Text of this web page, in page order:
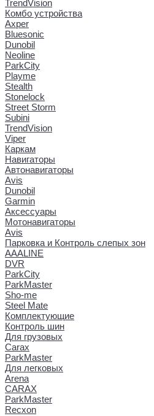
TrendVision
Комбо устройства
Axper
Bluesonic
Dunobil
Neoline
ParkCity
Playme
Stealth
Stonelock
Street Storm
Subini
TrendVision
Viper
Каркам
Навигаторы
Автонавигаторы
Avis
Dunobil
Garmin
Аксессуары
Мотонавигаторы
Avis
Парковка и Контроль слепых зон
AAALINE
DVR
ParkCity
ParkMaster
Sho-me
Steel Mate
Комплектующие
Контроль шин
Для грузовых
Carax
ParkMaster
Для легковых
Arena
CARAX
ParkMaster
Recxon